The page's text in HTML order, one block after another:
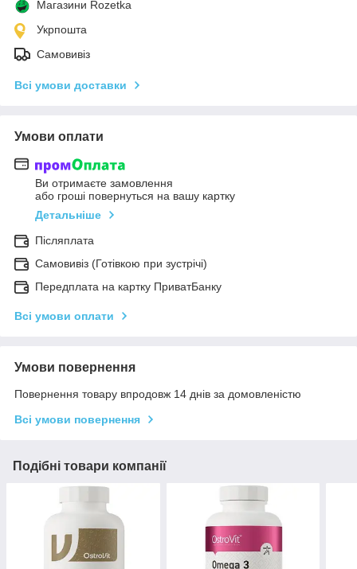
Магазини Rozetka
Укрпошта
Самовивіз
Всі умови доставки
Умови оплати
Ви отримаєте замовлення
або гроші повернуться на вашу картку
Детальніше
Післяплата
Самовивіз (Готівкою при зустрічі)
Передплата на картку ПриватБанку
Всі умови оплати
Умови повернення
Повернення товару впродовж 14 днів за домовленістю
Всі умови повернення
Подібні товари компанії